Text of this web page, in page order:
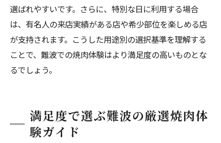
選ばれやすいです。さらに、特別な日に利用する場合
は、有名人の来店実績がある店や希少部位を楽しめる店
が支持されます。こうした用途別の選択基準を理解する
ことで、難波での焼肉体験はより満足度の高いものとな
るでしょう。
満足度で選ぶ難波の厳選焼肉体
験ガイド